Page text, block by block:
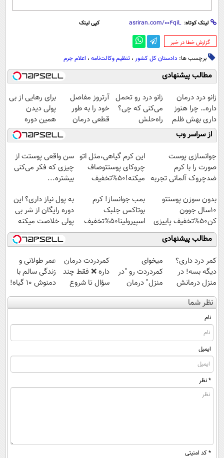
لینک کوتاه: کپی لینک
‌گزارش خطا در خبر
برچسب ها: دادستان کل کشور ، تنظیم وکالت‌نامه ، اعلام جرم
مطالب پیشنهادی
زانو درد درمان
داره… چرا هنوز
داری بهش ظلم
می‌کنی؟
زانو درد رو تحمل
می‌کنی که چی؟
راه‌حلش
همین‌جاست!
آرتروز مفاصل
خود را به طور
قطعی درمان
کنید!
◗پرسش‌نامه◖
برای رهایی از بی
پولی دیدن
همین دوره
رایگان کافیه!
(شمارتو وارد کن)
از سراسر وب
جوانسازی پوست
صورت را با کرم
ضدچروک آلمانی تجربه
این کرم گیاهی،مثل اتو
چروکای پوستتوصاف
میکنه!50%تخفیف
سن واقعی پوستت از
چیزی که فکر می‌کنی
بیشتره...
بدون سوزن پوستتو
10سال جوون
کن50%تخفیف پاییزی
بمب جوانساز! کرم
بوتاکس جلبک
اسپیرولینا50%تخفیف
به پول نیاز داری؟ این
دوره رایگان از شر بی
پولی خلاصت میکنه
مطالب پیشنهادی
کمر درد داری؟
دیگه بسه! در
منزل درمانش
کن
(◀پرسش‌نامه)
میخوای
کمردردت رو "در
منزل" درمان
کنی؟ (◂فیلم +
‌کمردردت درمان
داره ❌ فقط چند
سؤال تا شروع
بهبودی فاصله‌
عمر طولانی و
زندگی سالم با
دمنوش ۱۰ گیاه!
(۵۵% تخفیف)
نظر شما
نام
ایمیل
* نظر
* کد امنیتی